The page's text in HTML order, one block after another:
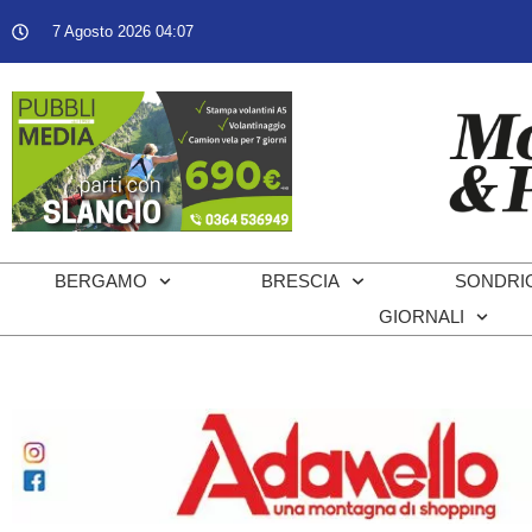
7 Agosto 2026 04:07
BERGAMO BRESCIA
GIORNALI